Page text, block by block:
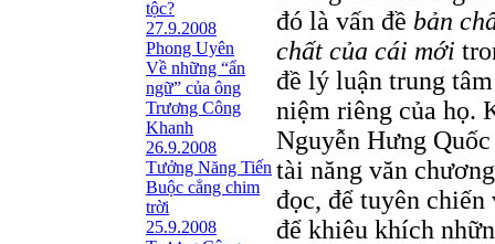
tộc?
27.9.2008
Phong Uyên
Về những “ẩn
ngữ” của ông
Trương Công
Khanh
26.9.2008
Tưởng Năng Tiến
Buộc cẳng chim
trời
25.9.2008
đó là vấn đề bản
chất của cái mới
đề lý luận trung
niệm riêng của họ.
Nguyễn Hưng
tài năng văn
đọc, để tuyên
để khiêu khích